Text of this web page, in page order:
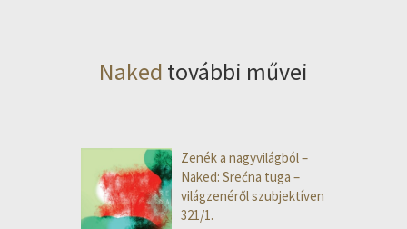
Naked további művei
Zenék a nagyvilágból –
Naked: Srećna tuga –
világzenéről szubjektíven
321/1.